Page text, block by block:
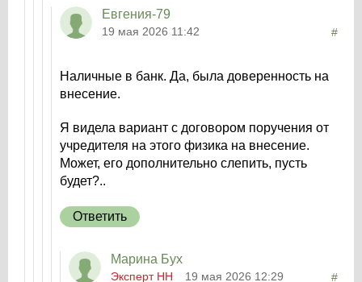
Евгения-79
19 мая 2026 11:42 #
Наличные в банк. Да, была доверенность на
внесение.
Я видела вариант с договором поручения от
учредителя на этого физика на внесение.
Может, его дополнительно слепить, пусть
будет?..
Ответить
Марина Бух
Эксперт НН 19 мая 2026 12:29 #